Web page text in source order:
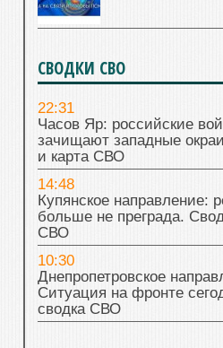
СВОДКИ СВО
22:31
Часов Яр: российские
зачищают западные
и карта СВО
14:48
Купянское направление:
больше не преграда.
СВО
10:30
Днепропетровское
Ситуация на фронте
сводка СВО